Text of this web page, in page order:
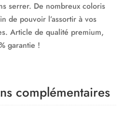
serrer. De nombreux coloris
de pouvoir l’assortir à vos
Article de qualité premium,
garantie !
complémentaires